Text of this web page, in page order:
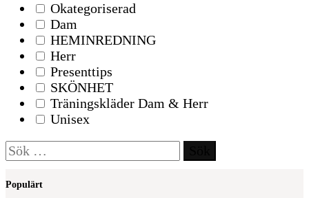
Okategoriserad
Dam
HEMINREDNING
Herr
Presenttips
SKÖNHET
Träningskläder Dam & Herr
Unisex
Sök
efter:
Populärt